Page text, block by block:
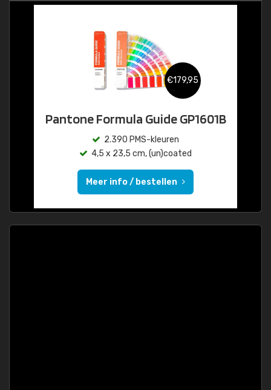
€179,95
Pantone Formula Guide GP1601B
2.390 PMS-kleuren
4,5 x 23,5 cm, (un)coated
Meer info / bestellen